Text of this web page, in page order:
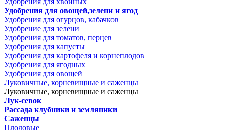
Удобрения для хвойных
Удобрения для овощей,зелени и ягод
Удобрения для огурцов, кабачков
Удобрение для зелени
Удобрения для томатов, перцев
Удобрения для капусты
Удобрения для картофеля и корнеплодов
Удобрения для ягодных
Удобрения для овощей
Луковичные, корневищные и саженцы
Луковичные, корневищные и саженцы
Лук-севок
Рассада клубники и земляники
Саженцы
Плодовые